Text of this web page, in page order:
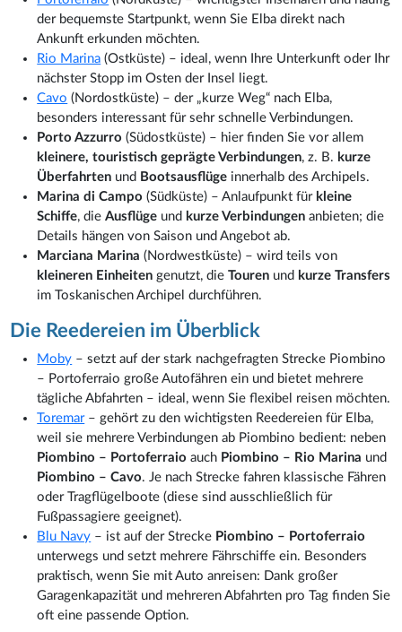
der bequemste Startpunkt, wenn Sie Elba direkt nach
Ankunft erkunden möchten.
Rio Marina (Ostküste) – ideal, wenn Ihre Unterkunft oder Ihr
nächster Stopp im Osten der Insel liegt.
Cavo (Nordostküste) – der „kurze Weg“ nach Elba,
besonders interessant für sehr schnelle Verbindungen.
Porto Azzurro (Südostküste) – hier finden Sie vor allem
kleinere, touristisch geprägte Verbindungen, z. B. kurze
Überfahrten und Bootsausflüge innerhalb des Archipels.
Marina di Campo (Südküste) – Anlaufpunkt für kleine
Schiffe, dieAusflüge und kurze Verbindungen anbieten; die
Details hängen von Saison und Angebot ab.
Marciana Marina (Nordwestküste) – wird teils von
kleineren Einheiten genutzt, dieTouren und kurze Transfers
im Toskanischen Archipel durchführen.
Die Reedereien im Überblick
Moby – setzt auf der stark nachgefragten Strecke Piombino
– Portoferraio große Autofähren ein und bietet mehrere
tägliche Abfahrten – ideal, wenn Sie flexibel reisen möchten.
Toremar– gehört zu den wichtigsten Reedereien für Elba,
weil sie mehrere Verbindungen ab Piombino bedient: neben
Piombino – Portoferraioauch Piombino – Rio Marina und
Piombino – Cavo. Je nach Strecke fahren klassische Fähren
oder Tragflügelboote (diese sind ausschließlich für
Fußpassagiere geeignet).
Blu Navy – ist auf der Strecke Piombino – Portoferraio
unterwegs und setzt mehrere Fährschiffe ein. Besonders
praktisch, wenn Sie mit Auto anreisen: Dank großer
Garagenkapazität und mehreren Abfahrten pro Tag finden Sie
oft eine passende Option.